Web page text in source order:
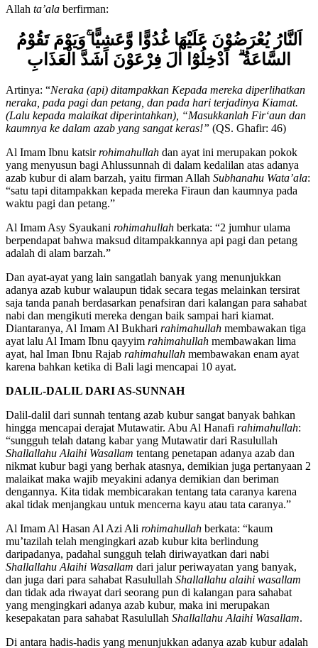
اَلنَّارُ يُعْرَضُوْنَ عَلَيْهَا غُدُوًّا وَّعَشِيًّاوَيَوْمَ تَقُوْمُ
اَدْخِلُوْا اٰلَ فِرْعَوْنَ اَشَدَّ الْعَذَابِ
Artinya: “Neraka (api) ditampakkan Kepada mereka diperlihatkan
neraka, pada pagi dan petang, dan pada hari terjadinya Kiamat.
(Lalu kepada malaikat diperintahkan), “Masukkanlah Fir‘aun dan
Al Imam Ibnu katsir rohimahullah dan ayat ini merupakan pokok
yang menyusun bagi Ahlussunnah di dalam kedalilan atas adanya
azab kubur di alam barzah, yaitu firman Allah Subhanahu Wata’ala
“satu tapi ditampakkan kepada mereka Firaun dan kaumnya pada
Al Imam Asy Syaukanirohimahullahberkata: “2 jumhur ulama
berpendapat bahwa maksud ditampakkannya api pagi dan petang
Dan ayat-ayat yang lain sangatlah banyak yang menunjukkan
adanya azab kubur walaupun tidak secara tegas melainkan tersirat
saja tanda panah berdasarkan penafsiran dari kalangan para sahabat
nabi dan mengikuti mereka dengan baik sampai hari kiamat.
Diantaranya, Al Imam Al Bukharirahimahullahmembawakan tiga
ayat lalu Al Imam Ibnu qayyimrahimahullahmembawakan lima
ayat, hal Iman Ibnu Rajabrahimahullahmembawakan enam ayat
Dalil-dalil dari sunnah tentang azab kubur sangat banyak bahkan
hingga mencapai derajat Mutawatir. Abu Al Hanafirahimahullah
“sungguh telah datang kabar yang Mutawatir dari Rasulullah
Shallallahu Alaihi Wasallamtentang penetapan adanya azab dan
nikmat kubur bagi yang berhak atasnya, demikian juga pertanyaan 2
malaikat maka wajib meyakini adanya demikian dan beriman
dengannya. Kita tidak membicarakan tentang tata caranya karena
Al Imam Al Hasan Al Azi Alirohimahullahberkata: “kaum
mu’tazilah telah mengingkari azab kubur kita berlindung
daripadanya, padahal sungguh telah diriwayatkan dari nabi
Shallallahu Alaihi Wasallamdari jalur periwayatan yang banyak,
dan juga dari para sahabat RasulullahShallallahu alaihi wasallam
dan tidak ada riwayat dari seorang pun di kalangan para sahabat
yang mengingkari adanya azab kubur, maka ini merupakan